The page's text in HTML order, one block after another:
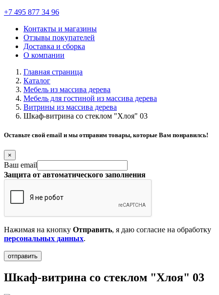
+7 495 877 34 96
Контакты и магазины
Отзывы покупателей
Доставка и сборка
О компании
Главная страница
Каталог
Мебель из массива дерева
Мебель для гостиной из массива дерева
Витрины из массива дерева
Шкаф-витрина со стеклом "Хлоя" 03
Оставьте свой email и мы отправим товары, которые Вам понравилсь!
×
Ваш email
Защита от автоматического заполнения
Нажимая на кнопку Отправить, я даю согласие на обработку
персональных данных.
Шкаф-витрина со стеклом "Хлоя" 03